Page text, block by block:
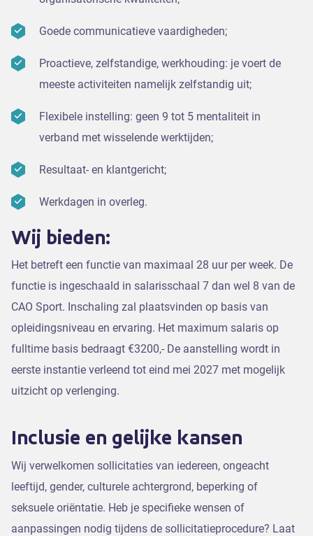
Goede communicatieve vaardigheden;
Proactieve, zelfstandige, werkhouding: je voert de
meeste activiteiten namelijk zelfstandig uit;
Flexibele instelling: geen 9 tot 5 mentaliteit in
verband met wisselende werktijden;
Resultaat- en klantgericht;
Werkdagen in overleg.
Wij bieden:
Het betreft een functie van maximaal 28 uur per week. De
functie is ingeschaald in salarisschaal 7 dan wel 8 van de
CAO Sport. Inschaling zal plaatsvinden op basis van
opleidingsniveau en ervaring. Het maximum salaris op
fulltime basis bedraagt €3200,- De aanstelling wordt in
eerste instantie verleend tot eind mei 2027 met mogelijk
uitzicht op verlenging.
Inclusie en gelijke kansen
Wij verwelkomen sollicitaties van iedereen, ongeacht
leeftijd, gender, culturele achtergrond, beperking of
seksuele oriëntatie. Heb je specifieke wensen of
aanpassingen nodig tijdens de sollicitatieprocedure? Laat